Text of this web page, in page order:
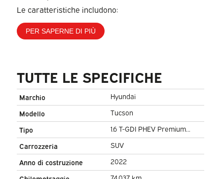
Le caratteristiche includono:
PER SAPERNE DI PIÙ
TUTTE LE SPECIFICHE
Marchio
Hyundai
Modello
Tucson
Tipo
1.6 T-GDI PHEV Premium
4WD/ LED/ Adapt. Cruise/
Sedili/ Volante/ Carplay/
Clima/ Navi/ Videocamera
Carrozzeria
SUV
Anno di costruzione
2022